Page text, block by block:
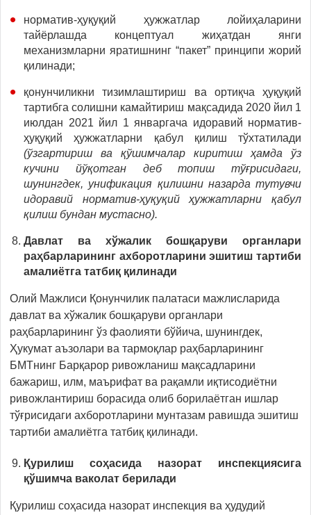
норматив-ҳуқуқий ҳужжатлар лойиҳаларини
тайёрлашда концептуал жиҳатдан янги
механизмларни яратишнинг “пакет” принципи жорий
қилинади;
қонунчиликни тизимлаштириш ва ортиқча ҳуқуқий
тартибга солишни камайтириш мақсадида 2020 йил 1
июлдан 2021 йил 1 январгача идоравий норматив-
ҳуқуқий ҳужжатларни қабул қилиш тўхтатилади
(ўзгартириш ва қўшимчалар киритиш ҳамда ўз
кучини йўқотган деб топиш тўғрисидаги,
шунингдек, унификация қилишни назарда тутувчи
идоравий норматив-ҳуқуқий ҳужжатларни қабул
қилиш бундан мустасно).
Давлат ва хўжалик бошқаруви органлари
раҳбарларининг ахборотларини эшитиш тартиби
амалиётга татбиқ қилинади
Олий Мажлиси Қонунчилик палатаси мажлисларида
давлат ва хўжалик бошқаруви органлари
раҳбарларининг ўз фаолияти бўйича, шунингдек,
Ҳукумат аъзолари ва тармоқлар раҳбарларининг
БМТнинг Барқарор ривожланиш мақсадларини
бажариш, илм, маърифат ва рақамли иқтисодиётни
ривожлантириш борасида олиб борилаётган ишлар
тўғрисидаги ахборотларини мунтазам равишда эшитиш
тартиби амалиётга татбиқ қилинади.
Қурилиш соҳасида назорат инспекциясига
қўшимча ваколат берилади
Қурилиш соҳасида назорат инспекция ва ҳудудий